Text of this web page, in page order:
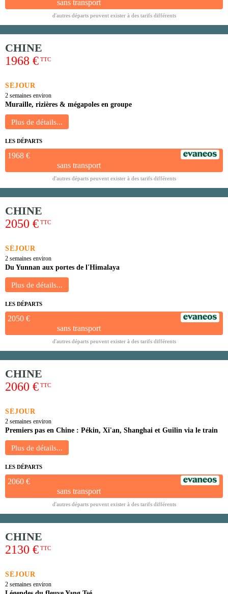
sans transport
d'autres départs peuvent exister à des tarifs différents
CHINE
1968 € TTC
SÉJOUR
2 semaines environ
Muraille, rizières & mégapoles en groupe
LES DÉPARTS
1968 €
sans transport
d'autres départs peuvent exister à des tarifs différents
CHINE
2050 € TTC
SÉJOUR
2 semaines environ
Du Yunnan aux portes de l'Himalaya
LES DÉPARTS
2050 €
sans transport
d'autres départs peuvent exister à des tarifs différents
CHINE
2060 € TTC
SÉJOUR
2 semaines environ
Premiers pas en Chine : Pékin, Xi'an, Shanghai et Guilin via le train
LES DÉPARTS
2060 €
sans transport
d'autres départs peuvent exister à des tarifs différents
CHINE
2130 € TTC
SÉJOUR
2 semaines environ